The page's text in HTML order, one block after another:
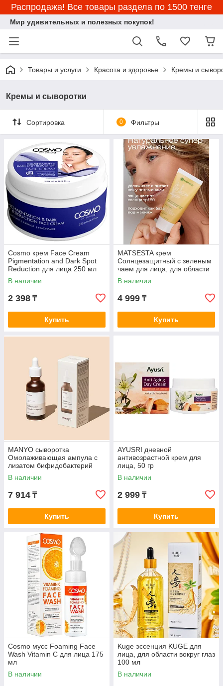
Распродажа! Все товары раздела по 1500 тенге
Мир удивительных и полезных покупок!
Товары и услуги Красота и здоровье Кремы и
Кремы и сыворотки
Сортировка 0 Фильтры
Cosmo крем Face Cream
Pigmentation and Dark Spot
Reduction для лица 250 мл
В наличии
2 398 ₸
Купить
MATSESTA крем
Солнцезащитный с зеленым
чаем для лица, для области
вокруг глаз, для зоны
декольте 50 мл
В наличии
4 999 ₸
Купить
MANYO сыворотка
Омолаживающая ампула с
лизатом бифидобактерий
Manyo Bifida Biome Complex
Ampoule для лица 30
В наличии
7 914 ₸
Купить
AYUSRI дневной
антивозрастной крем для
лица, 50 гр
В наличии
2 999 ₸
Купить
Cosmo мусс Foaming Face
Wash Vitamin C для лица 175
мл
В наличии
Kuge эссенция KUGE для
лица, для области вокруг глаз
100 мл
В наличии